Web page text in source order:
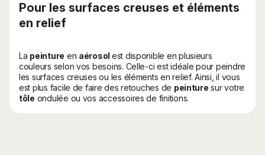
Pour les surfaces creuses et éléments
en relief
La peinture en aérosol est disponible en plusieurs
couleurs selon vos besoins. Celle-ci est idéale pour peindre
les surfaces creuses ou les éléments en relief. Ainsi, il vous
est plus facile de faire des retouches de peinture sur votre
tôle ondulée ou vos accessoires de finitions.